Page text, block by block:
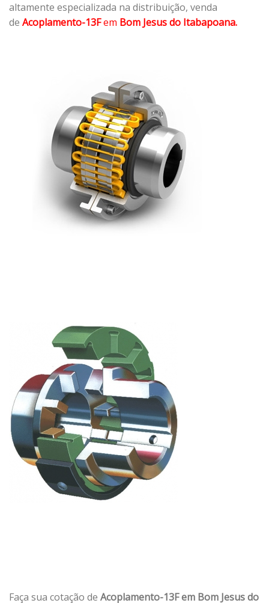
altamente especializada na distribuição, venda
de Acoplamento-13Fem Bom Jesus do Itabapoana.
Faça sua cotação de Acoplamento-13F em Bom Jesus do